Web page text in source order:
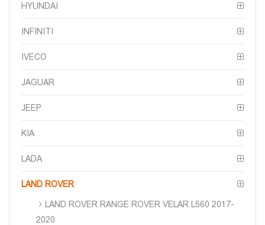
HYUNDAI
INFINITI
IVECO
JAGUAR
JEEP
KIA
LADA
LAND ROVER
LAND ROVER RANGE ROVER VELAR L560 2017-
2020